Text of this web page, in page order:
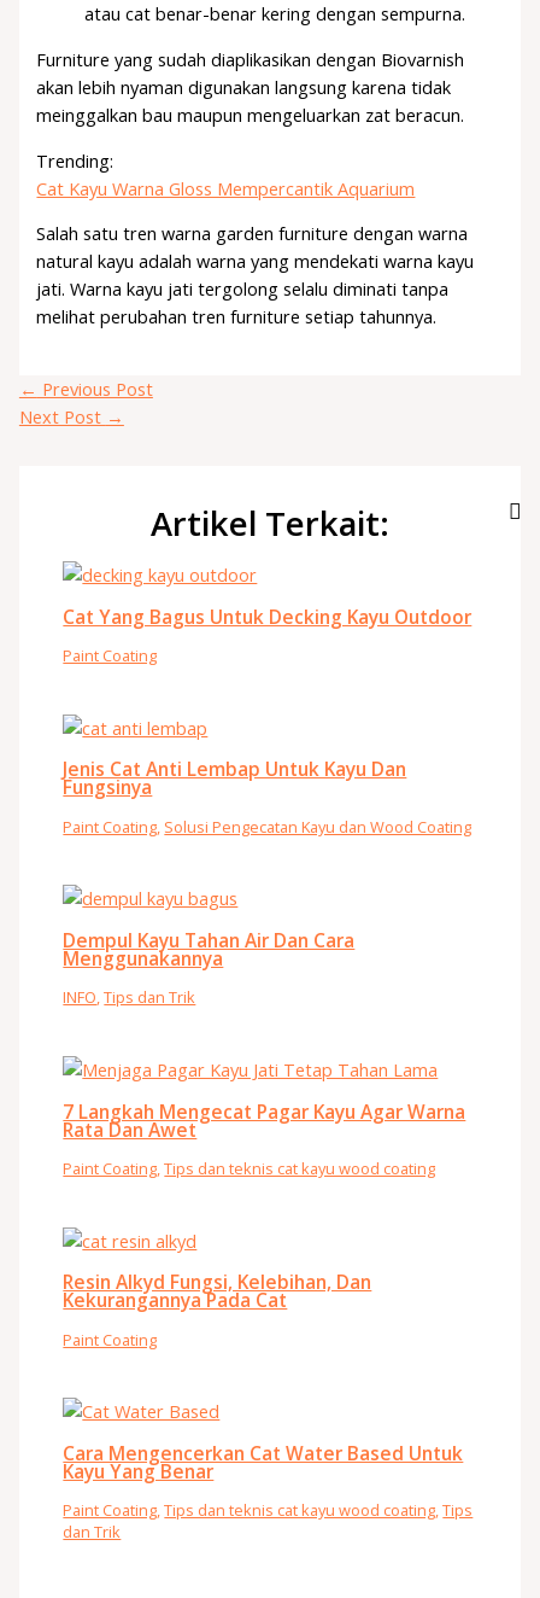
atau cat benar-benar kering dengan sempurna.
Furniture yang sudah diaplikasikan dengan Biovarnish
akan lebih nyaman digunakan langsung karena tidak
meinggalkan bau maupun mengeluarkan zat beracun.
Trending:
Cat Kayu Warna Gloss Mempercantik Aquarium
Salah satu tren warna garden furniture dengan warna
natural kayu adalah warna yang mendekati warna kayu
jati. Warna kayu jati tergolong selalu diminati tanpa
melihat perubahan tren furniture setiap tahunnya.
← Previous Post
Next Post →
Artikel Terkait:
Cat Yang Bagus Untuk Decking Kayu Outdoor
Paint Coating
Jenis Cat Anti Lembap Untuk Kayu Dan
Fungsinya
Paint Coating, Solusi Pengecatan Kayu dan Wood Coating
Dempul Kayu Tahan Air Dan Cara
Menggunakannya
INFO,Tips dan Trik
7 Langkah Mengecat Pagar Kayu Agar Warna
Rata Dan Awet
Paint Coating,Tips dan teknis cat kayu wood coating
Resin Alkyd Fungsi, Kelebihan, Dan
Kekurangannya Pada Cat
Paint Coating
Cara Mengencerkan Cat Water Based Untuk
Kayu Yang Benar
Paint Coating,Tips dan teknis cat kayu wood coating,Tips
dan Trik